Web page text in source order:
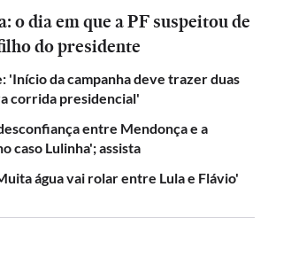
o dia em que a PF suspeitou de
do presidente
'Início da campanha deve trazer duas
corrida presidencial'
entre Mendonça e a
caso Lulinha'; assista
água vai rolar entre Lula e Flávio'